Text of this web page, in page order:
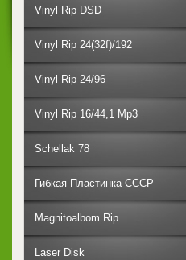
Vinyl Rip DSD
Vinyl Rip 24(32f)/192
Vinyl Rip 24/96
Vinyl Rip 16/44,1 Mp3
Schellak 78
Гибкая Пластинка СССР
Magnitoalbom Rip
Laser Disk